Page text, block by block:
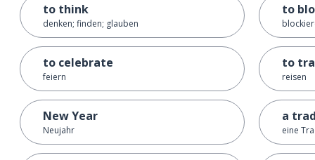
to think
denken; finden; glauben
to celebrate
feiern
New Year
Neujahr
to
to
reisen
a
eine